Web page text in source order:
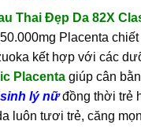
là:
2.500.000₫.
tại
là:
Thai Đẹp Da 82X
Placenta
kết hợp với các
Placenta giúp cân
sinh lý nữđồng thời trẻ
luôn tươi trẻ, căng